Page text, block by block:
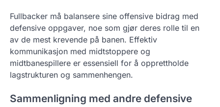
Fullbacker må balansere sine offensive bidrag med
defensive oppgaver, noe som gjør deres rolle til en
av de mest krevende på banen. Effektiv
kommunikasjon med midtstoppere og
midtbanespillere er essensiell for å opprettholde
lagstrukturen og sammenhengen.
Sammenligning med andre defensive